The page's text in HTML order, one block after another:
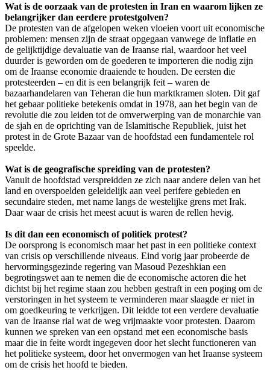
Wat is de oorzaak van de protesten in Iran en waarom lijken ze
belangrijker dan eerdere protestgolven?
De protesten van de afgelopen weken vloeien voort uit economische
problemen: mensen zijn de straat opgegaan vanwege de inflatie en
de gelijktijdige devaluatie van de Iraanse rial, waardoor het veel
duurder is geworden om de goederen te importeren die nodig zijn
om de Iraanse economie draaiende te houden. De eersten die
protesteerden – en dit is een belangrijk feit – waren de
bazaarhandelaren van Teheran die hun marktkramen sloten. Dit gaf
het gebaar politieke betekenis omdat in 1978, aan het begin van de
revolutie die zou leiden tot de omverwerping van de monarchie van
de sjah en de oprichting van de Islamitische Republiek, juist het
protest in de Grote Bazaar van de hoofdstad een fundamentele rol
speelde.
Wat is de geografische spreiding van de protesten?
Vanuit de hoofdstad verspreidden ze zich naar andere delen van het
land en overspoelden geleidelijk aan veel perifere gebieden en
secundaire steden, met name langs de westelijke grens met Irak.
Daar waar de crisis het meest acuut is waren de rellen hevig.
Is dit dan een economisch of politiek protest?
De oorsprong is economisch maar het past in een politieke context
van crisis op verschillende niveaus. Eind vorig jaar probeerde de
hervormingsgezinde regering van Masoud Pezeshkian een
begrotingswet aan te nemen die de economische actoren die het
dichtst bij het regime staan zou hebben gestraft in een poging om de
verstoringen in het systeem te verminderen maar slaagde er niet in
om goedkeuring te verkrijgen. Dit leidde tot een verdere devaluatie
van de Iraanse rial wat de weg vrijmaakte voor protesten. Daarom
kunnen we spreken van een opstand met een economische basis
maar die in feite wordt ingegeven door het slecht functioneren van
het politieke systeem, door het onvermogen van het Iraanse systeem
om de crisis het hoofd te bieden.